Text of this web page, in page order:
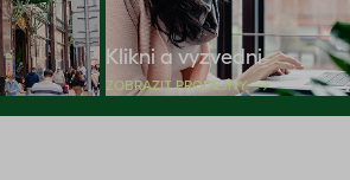
Klikni a vyzvedni
ZOBRAZIT PRODEJNY